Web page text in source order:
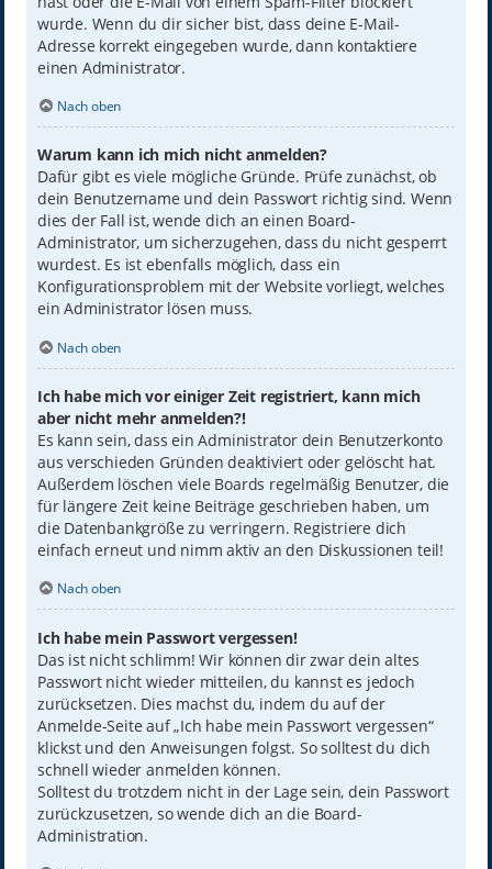
wurde. Wenn du dir sicher bist, dass deine E-Mail-
Adresse korrekt eingegeben wurde, dann kontaktiere
einen Administrator.
Nach oben
Warum kann ich mich nicht anmelden?
Dafür gibt es viele mögliche Gründe. Prüfe zunächst, ob
dein Benutzername und dein Passwort richtig sind. Wenn
dies der Fall ist, wende dich an einen Board-
Administrator, um sicherzugehen, dass du nicht gesperrt
wurdest. Es ist ebenfalls möglich, dass ein
Konfigurationsproblem mit der Website vorliegt, welches
ein Administrator lösen muss.
Nach oben
Ich habe mich vor einiger Zeit registriert, kann mich
aber nicht mehr anmelden?!
Es kann sein, dass ein Administrator dein Benutzerkonto
aus verschieden Gründen deaktiviert oder gelöscht hat.
Außerdem löschen viele Boards regelmäßig Benutzer, die
für längere Zeit keine Beiträge geschrieben haben, um
die Datenbankgröße zu verringern. Registriere dich
einfach erneut und nimm aktiv an den Diskussionen teil!
Nach oben
Ich habe mein Passwort vergessen!
Das ist nicht schlimm! Wir können dir zwar dein altes
Passwort nicht wieder mitteilen, du kannst es jedoch
zurücksetzen. Dies machst du, indem du auf der
Anmelde-Seite auf „Ich habe mein Passwort vergessen“
klickst und den Anweisungen folgst. So solltest du dich
schnell wieder anmelden können.
Solltest du trotzdem nicht in der Lage sein, dein Passwort
zurückzusetzen, so wende dich an die Board-
Administration.